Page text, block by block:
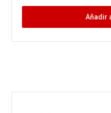
Añadir